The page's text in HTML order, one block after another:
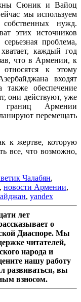
Сюник и Вайоц
мы используем
нужд.
этих источников
проблема,
каждый год
что в Армении, к
относятся к этому
входят
также обеспечение
они действуют, уже
Армении
перемещать
к жертве, которую
все, что возможно,
Чалабян,
, новости Армении,
, yandex
лет
о
Диаспоре. Мы
читателей,
народа и
нашу работу
развиваться, вы
взносом.